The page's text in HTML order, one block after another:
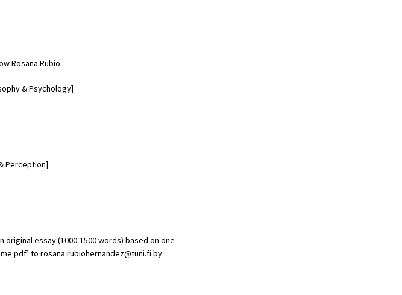
Rosana Rubio
& Psychology]
Perception]
essay (1000-1500 words) based on one
to rosana.rubiohernandez@tuni.fi by